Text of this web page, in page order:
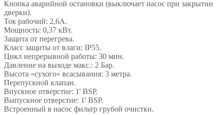
Кнопка аварийной остановки (выключает насос при закрытии
дверки).
Ток рабочий: 2,6А.
Мощность: 0,37 кВт.
Защита от перегрева.
Класс защиты от влаги: IP55.
Цикл непрерывной работы: 30 мин.
Давление на выходе макс.: 2 Бар.
Высота «сухого» всасывания: 3 метра.
Перепускной клапан.
Впускное отверстие: 1' BSP.
Выпускное отверстие: 1' BSP.
Встроенный в насос фильтр грубой очистки.